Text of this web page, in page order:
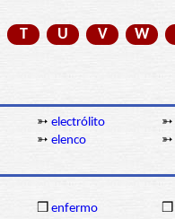
T U V W
➳ electrólito ➳
➳ elenco ➳
❒ enfermo ❒